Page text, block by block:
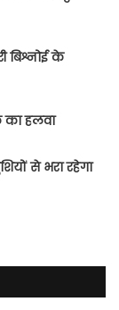
बिश्नोई के
का हलवा
से भरा रहेगा